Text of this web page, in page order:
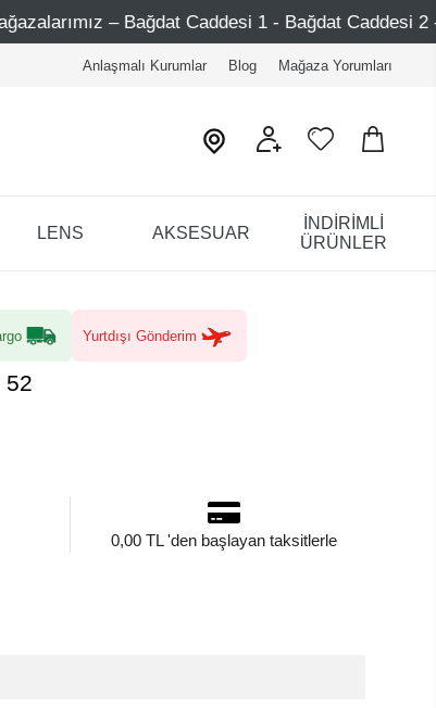
Caddesi 1 - Bağdat Caddesi 2 - Nişantaşı – Etiler
Anlaşmalı Kurumlar Blog Mağaza Yorumları
LENS AKSESUAR
İNDİRİMLİ
ÜRÜNLER
Yurtdışı Gönderim
52
0,00 TL 'den başlayan taksitlerle